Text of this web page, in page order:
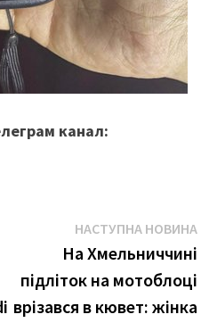
канал:
НАСТУПНА НОВИНА
На Хмельниччині
підліток на мотоблоці
врізався в кювет: жінка